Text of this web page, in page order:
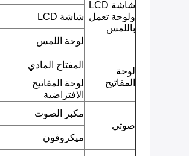
شاشة LCD
ولوحة تعمل
باللمس
شاشة LCD
لوحة اللمس
لوحة
المفاتيح
المفتاح المادي
لوحة المفاتيح
الافتراضية
صوتي
مكبر الصوت
ميكروفون